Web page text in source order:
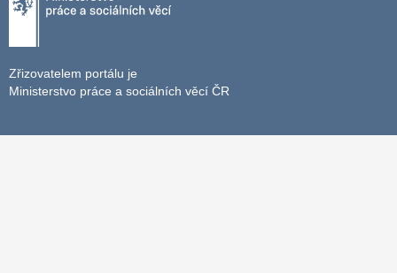
Zřizovatelem portálu je
Ministerstvo práce a sociálních věcí ČR